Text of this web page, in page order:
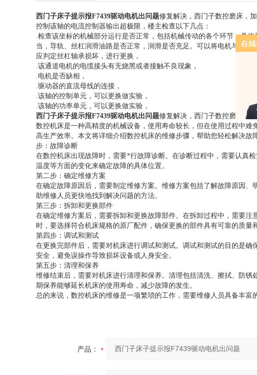
西门子床子提示报F7439驱动电机出问题修复解决，西门子数控磨床，
控制该轴的电流控制器输出超极限，楼主检查以下几点：
.检查该坐标的机械部分运行是否正常，包括机械传动的各个环节，具
当，导轨、丝杠润滑油路是否正常，润滑是否充足。可以将电机与丝
应判定丝杠轴承损坏，进行更换，
.该通道电机的电缆接头有无烧黑或者接触不良现象，
.电机是否缺相，
.驱动器的直流母线的连接，
.该轴的控制单元，可以更换做实验，
.该轴的功率单元，可以更换做实验，
西门子床子提示报F7439驱动电机出问题修复解决，西门子数控磨床，
数控机床是一种高精度的机械设备，使用寿命较长，但在使用过程中
高生产效率。本文将详细介绍数控机床的维修步骤，帮助您轻松解决故
步：故障诊断
在数控机床出现故障时，需要*行故障诊断。在诊断过程中，需要认真
温度等方面的变化来确定故障的具体位置。
第二步：确定维修方案
在确定故障原因后，需要制定维修方案。维修方案包括了解故障原因
助维修人员更快地找到解决问题的方法。
第三步：拆卸和更换部件
在确定维修方案后，需要拆卸和更换故障部件。在拆卸过程中，需要
时，要选择符合机床规格的原厂配件，确保更换的部件具有可靠的质量
第四步：调试和测试
在更换完部件后，需要对机床进行调试和测试。调试和测试的目的是
安全，避免误操作导致损坏设备或人身安全。
第五步：清理和保养
维修结束后，需要对机床进行清理和保养。清理包括清洗、擦拭、防
期保养能够延长机床的使用寿命，减少故障的发生。
总的来说，数控机床的维修是一项繁琐的工作，需要维修人员具备丰富
产品：